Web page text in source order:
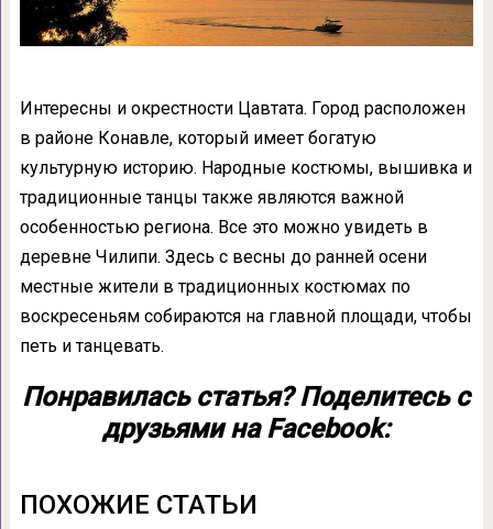
Интересны и окрестности Цавтата. Город расположен
в районе Конавле, который имеет богатую
культурную историю. Народные костюмы, вышивка и
традиционные танцы также являются важной
особенностью региона. Все это можно увидеть в
деревне Чилипи. Здесь с весны до ранней осени
местные жители в традиционных костюмах по
воскресеньям собираются на главной площади, чтобы
петь и танцевать.
Понравилась статья? Поделитесь с
друзьями на Facebook:
ПОХОЖИЕ СТАТЬИ